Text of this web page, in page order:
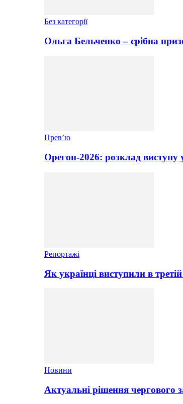
Без категорії
Ольга Бельченко – срібна
Прев’ю
Орегон-2026: розклад виступу
Репортажі
Як українці виступили в
Новини
Актуальні рішення чергового